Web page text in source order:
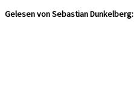
Gelesen von Sebastian Dunkelberg: